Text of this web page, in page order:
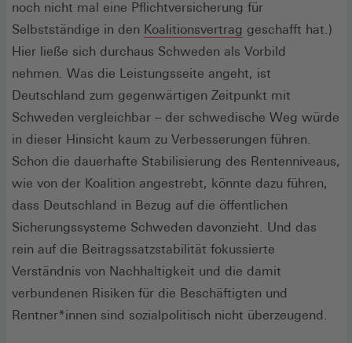
noch nicht mal eine Pflichtversicherung für
Selbstständige in den Koalitionsvertrag (Öffnet
in
einem
neuen
Fenster)
geschafft hat.)
Hier ließe sich durchaus Schweden als Vorbild
nehmen. Was die Leistungsseite angeht, ist
Deutschland zum gegenwärtigen Zeitpunkt mit
Schweden vergleichbar – der schwedische Weg würde
in dieser Hinsicht kaum zu Verbesserungen führen.
Schon die dauerhafte Stabilisierung des Rentenniveaus,
wie von der Koalition angestrebt, könnte dazu führen,
dass Deutschland in Bezug auf die öffentlichen
Sicherungssysteme Schweden davonzieht. Und das
rein auf die Beitragssatzstabilität fokussierte
Verständnis von Nachhaltigkeit und die damit
verbundenen Risiken für die Beschäftigten und
Rentner*innen sind sozialpolitisch nicht überzeugend.